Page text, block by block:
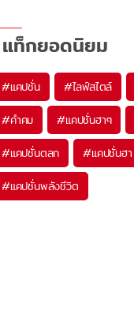
แท็กยอดนิยม
#แคปชั่น #ไลฟ์สไตล์
#คำคม #แคปชั่นฮาๆ
#แคปชั่นตลก #แคปชั่นฮา
#แคปชั่นพลังชีวิต